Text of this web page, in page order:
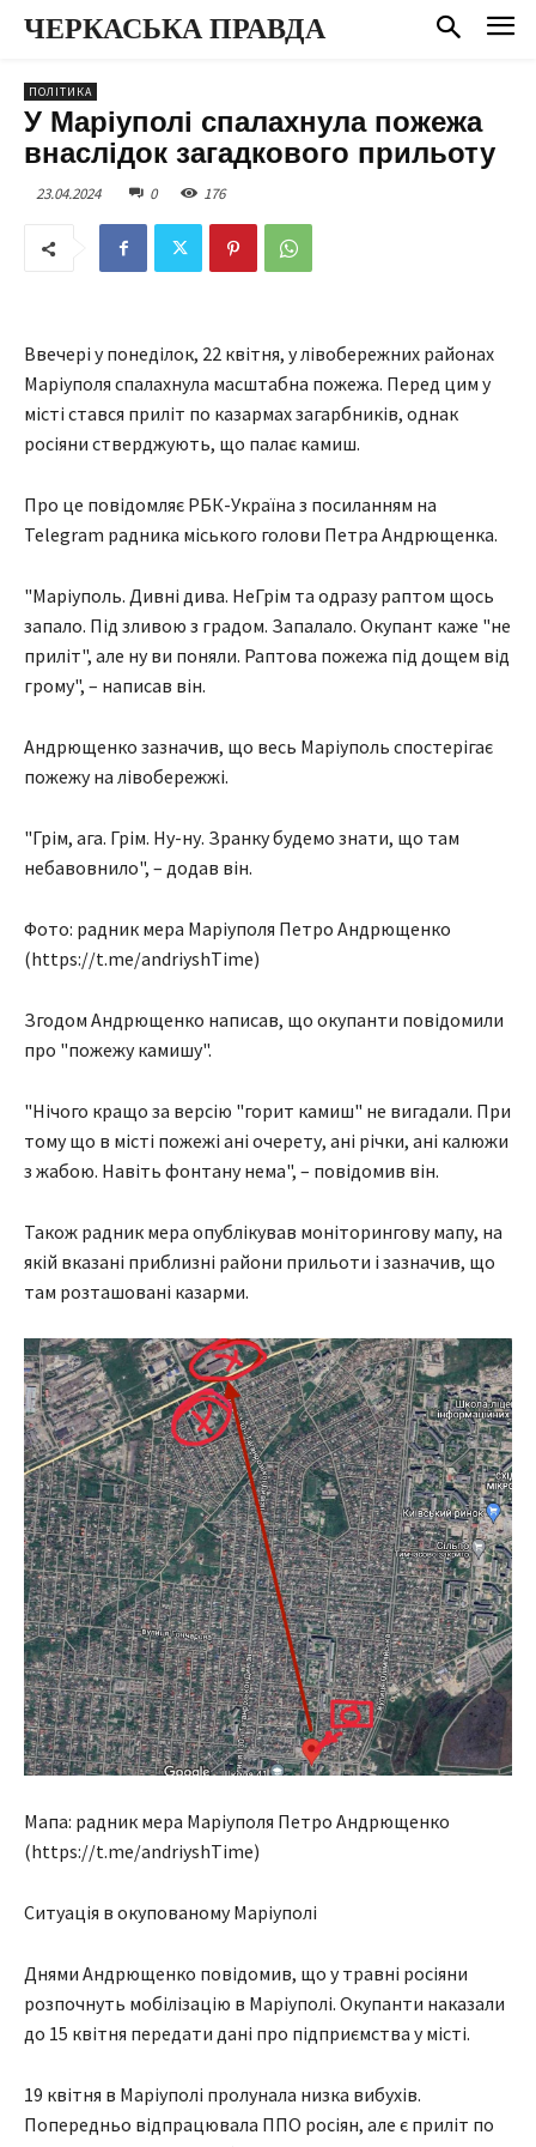
ЧЕРКАСЬКА ПРАВДА
ПОЛІТИКА
У Маріуполі спалахнула пожежа
внаслідок загадкового прильоту
23.04.2024 0 176
Ввечері у понеділок, 22 квітня, у лівобережних районах
Маріуполя спалахнула масштабна пожежа. Перед цим у
місті стався приліт по казармах загарбників, однак
росіяни стверджують, що палає камиш.
Про це повідомляє РБК-Україна з посиланням на
Telegram радника міського голови Петра Андрющенка.
"Маріуполь. Дивні дива. НеГрім та одразу раптом щось
запало. Під зливою з градом. Запалало. Окупант каже "не
приліт", але ну ви поняли. Раптова пожежа під дощем від
грому", – написав він.
Андрющенко зазначив, що весь Маріуполь спостерігає
пожежу на лівобережжі.
"Грім, ага. Грім. Ну-ну. Зранку будемо знати, що там
небавовнило", – додав він.
Фото: радник мера Маріуполя Петро Андрющенко
(https://t.me/andriyshTime)
Згодом Андрющенко написав, що окупанти повідомили
про "пожежу камишу".
"Нічого кращо за версію "горит камиш" не вигадали. При
тому що в місті пожежі ані очерету, ані річки, ані калюжи
з жабою. Навіть фонтану нема", – повідомив він.
Також радник мера опублікував моніторингову мапу, на
якій вказані приблизні райони прильоти і зазначив, що
там розташовані казарми.
Мапа: радник мера Маріуполя Петро Андрющенко
(https://t.me/andriyshTime)
Ситуація в окупованому Маріуполі
Днями Андрющенко повідомив, що у травні росіяни
розпочнуть мобілізацію в Маріуполі. Окупанти наказали
до 15 квітня передати дані про підприємства у місті.
19 квітня в Маріуполі пролунала низка вибухів.
Попередньо відпрацювала ППО росіян, але є приліт по